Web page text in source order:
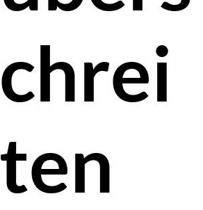
chrei
ten